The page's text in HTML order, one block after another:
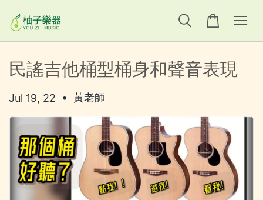
民謠吉他桶型桶身和聲音表現
Jul 19, 22 • 黃老師